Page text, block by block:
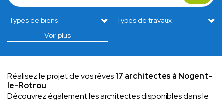
Voir plus
Réalisez le projet de vos rêves17 architectes à Nogent-
le-Rotrou.
Découvrez également les architectes disponibles dans le